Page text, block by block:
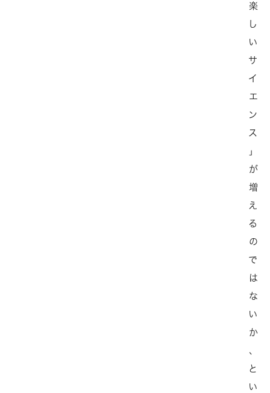
楽
し
い
サ
イ
エ
ン
ス
」
が
増
え
る
の
で
は
な
い
か
、
と
い